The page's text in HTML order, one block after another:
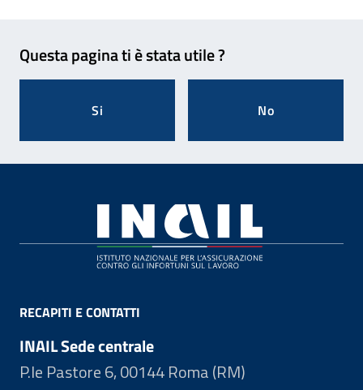
Questa pagina ti è stata utile ?
Si No
RECAPITI E CONTATTI
INAIL Sede centrale
P.le Pastore 6, 00144 Roma (RM)